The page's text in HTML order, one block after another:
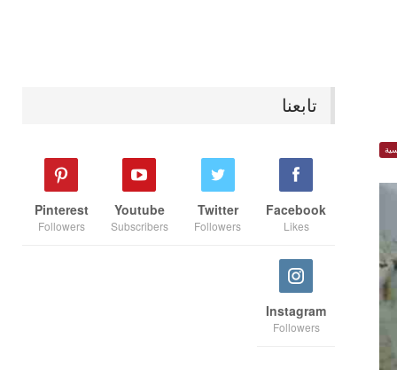
تابعنا
Facebook
Likes
Twitter
Followers
Youtube
Subscribers
Pinterest
Followers
Instagram
Followers